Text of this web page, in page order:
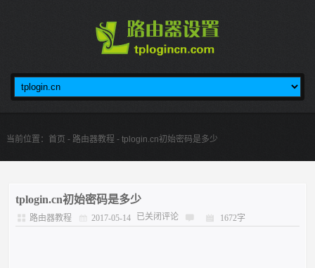
当前位置： 首页 - 路由器教程 - tplogin.cn初始密码是多少
tplogin.cn初始密码是多少
路由器教程 2017-05-14 已关闭评论 1672字